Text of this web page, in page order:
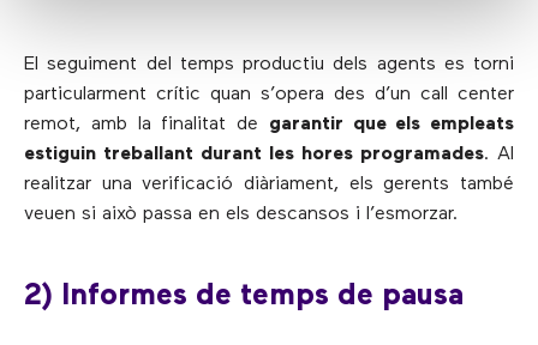
El seguiment del temps productiu dels agents es torni
particularment crític quan s’opera des d’un call center
remot, amb la finalitat de garantir que els empleats
estiguin treballant durant les hores programades. Al
realitzar una verificació diàriament, els gerents també
veuen si això passa en els descansos i l’esmorzar.
2) Informes de temps de pausa